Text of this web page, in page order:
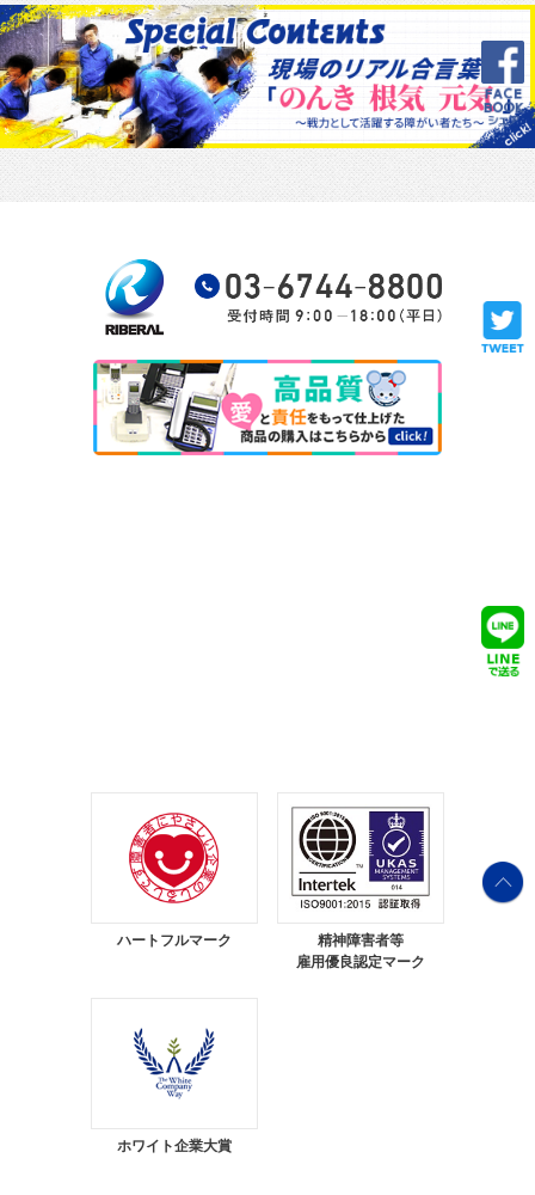
ハートフルマーク
精神障害者等
雇用優良認定マーク
ホワイト企業大賞